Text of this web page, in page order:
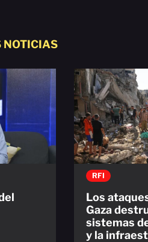
NOTICIAS
RFI
Los
Gaza
sistemas
y la